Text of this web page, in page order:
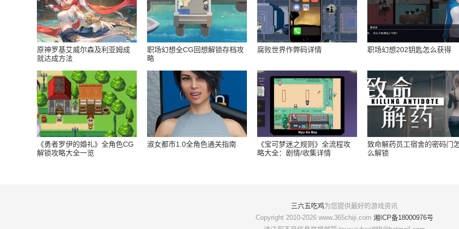
原神罗基艾威尔森及利亚姆成
就达成方法
职场幻想全CG回想解锁存档攻
略
腐败世界作弊码详情 职场幻想202钥匙怎么获得
《勇者罗伊的婚礼》全角色CG
解锁攻略大全一览
淑女都市1.0全角色通关指南
《宝可梦迷之规则》全流程攻
略大全：剧情/收集详情
致命解药员工宿舍的密码门
么解锁
三六五吃鸡为您提供最好的游戏资讯
Copyright 2010-2026 www.365chiji.com 湘ICP备18000976号